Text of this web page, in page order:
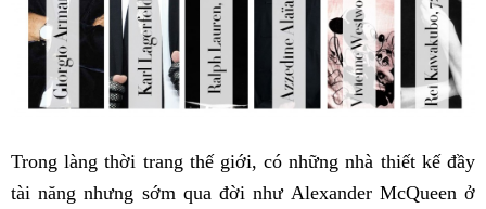
Trong làng thời trang thế giới, có những nhà thiết kế đầy
tài năng nhưng sớm qua đời như Alexander McQueen ở